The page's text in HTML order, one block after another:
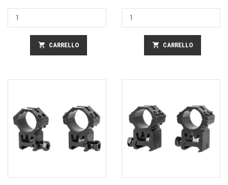
shopping_cart CARRELLO shopping_cart CARRELLO